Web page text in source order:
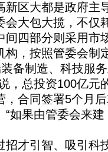
区大都是政府主
大包大揽，不仅
间四部分则采用市
，按照管委会制
备制造、科技服
，总投资100亿元
，合同签署5个月
如果由管委会来
才引智、吸引科